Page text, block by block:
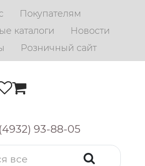
Покупателям
каталоги
Новости
Розничный сайт
93-88-05